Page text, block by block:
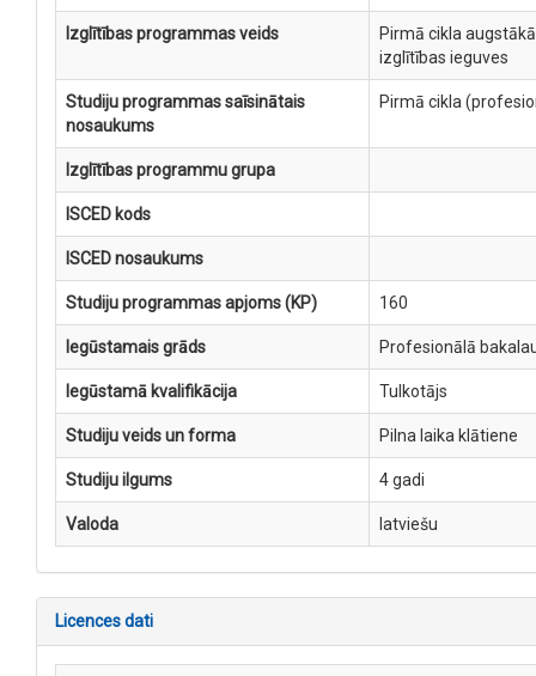
Izglītības programmas veids
Pirmā cikla
izglītības ieguves
Studiju programmas saīsinātais
nosaukums
Pirmā cikla
Izglītības programmu grupa
ISCED kods
ISCED nosaukums
Studiju programmas apjoms (KP) 160
Iegūstamais grāds Profesionālā
Iegūstamā kvalifikācija Tulkotājs
Studiju veids un forma Pilna laika klātiene
Studiju ilgums 4 gadi
Valoda latviešu
Licences dati